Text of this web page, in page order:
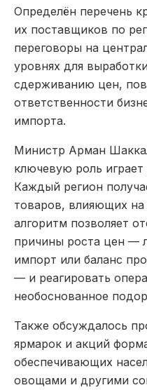
Определён перечень
их поставщиков по
переговоры на
уровнях для
сдерживанию цен,
ответственности
импорта.
Министр Арман
ключевую роль играет
Каждый регион
товаров, влияющих
алгоритм позволяет
причины роста цен —
импорт или баланс
— и реагировать
необоснованное
Также обсуждалось
ярмарок и акций
обеспечивающих
овощами и другими